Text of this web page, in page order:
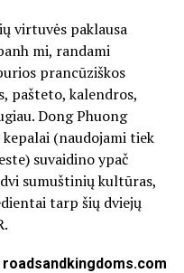
virtuvės paklausa
mi, randami
prancūziškos
pašteto, kalendros,
Dong Phuong
(naudojami tiek
suvaidino ypač
sumuštinių kultūras,
tarp šių dviejų